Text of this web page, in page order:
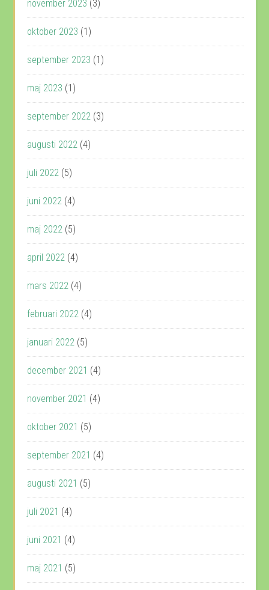
november 2023 (3)
oktober 2023 (1)
september 2023 (1)
maj 2023 (1)
september 2022 (3)
augusti 2022 (4)
juli 2022 (5)
juni 2022 (4)
maj 2022 (5)
april 2022 (4)
mars 2022 (4)
februari 2022 (4)
januari 2022 (5)
december 2021 (4)
november 2021 (4)
oktober 2021 (5)
september 2021 (4)
augusti 2021 (5)
juli 2021 (4)
juni 2021 (4)
maj 2021 (5)